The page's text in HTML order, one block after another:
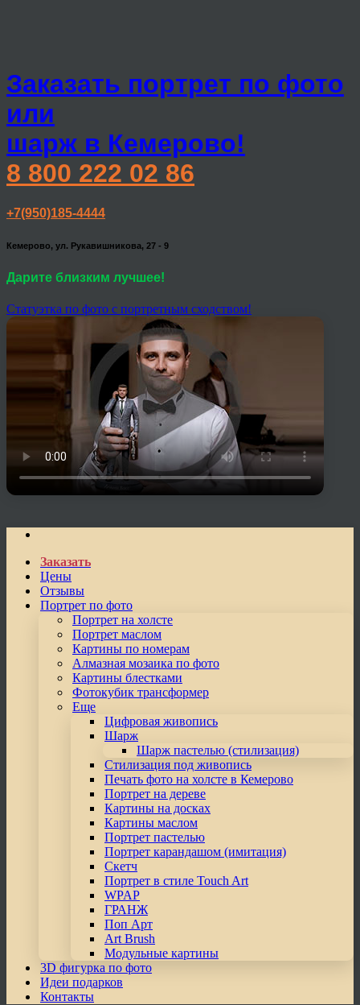
Заказать портрет по фото
или
шарж в Кемерово!
8 800 222 02 86
+7(950)185-4444
Кемерово, ул. Рукавишникова, 27 - 9
Дарите близким лучшее!
Статуэтка по фото с портретным сходством!
Заказать
Цены
Отзывы
Портрет по фото
Портрет на холсте
Портрет маслом
Картины по номерам
Алмазная мозаика по фото
Картины блестками
Фотокубик трансформер
Еще
Цифровая живопись
Шарж
Шарж пастелью (стилизация)
Стилизация под живопись
Печать фото на холсте в Кемерово
Портрет на дереве
Картины на досках
Картины маслом
Портрет пастелью
Портрет карандашом (имитация)
Скетч
Портрет в стиле Touch Art
WPAP
ГРАНЖ
Поп Арт
Art Brush
Модульные картины
3D фигурка по фото
Идеи подарков
Контакты